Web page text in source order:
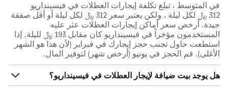
في المتوسط ، تبلغ تكلفة إيجارات العطلات في فيسينداريو
312 ﷼ لكل ليلة ، ولكن يعتبر سعر 312 ﷼ لكل ليلة أو أقل صفقة
جيدة. أرخص سعر أماكن إيجارات العطلات عثر عليه
المستخدمون مؤخراً في فيسينداريو كان مقابل 193 ﷼ لليلة. إذا
استطعت حاول تجنب حجز إيجارك في فبراير (لأن هذا هو الشهر
الأغلى). قم الحجز في يونيو (أرخص شهر) لتوفير المال.
هل يوجد بيت ضيافة لإيجار العطلات في فيسينداريو؟